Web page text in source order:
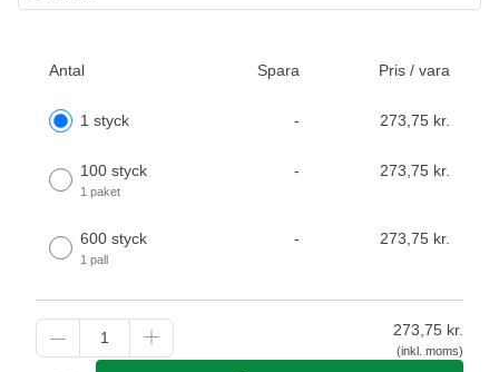
Antal Spara Pris / vara
1 styck - 273,75 kr.
100 styck
1 paket
- 273,75 kr.
600 styck
1 pall
- 273,75 kr.
273,75 kr.
(inkl. moms)